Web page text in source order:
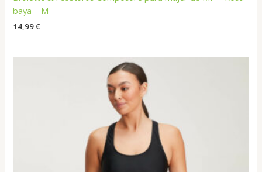
baya – M
14,99€